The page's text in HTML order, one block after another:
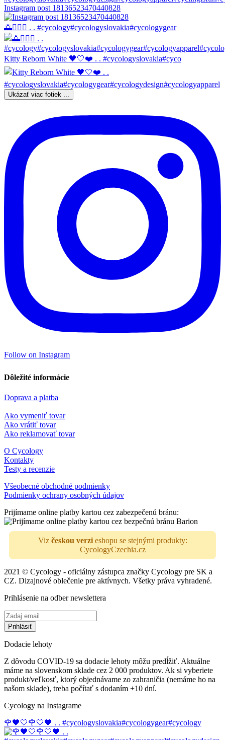
Instagram post 18136523470440828
🌅🚴🏼‍♀️ . . #cycology#cycologyslovakia#cycologygear
Kitty Reborn White 🖤🤍❤️ . . #cycologyslovakia#cyco
Ukázať viac fotiek ...
Follow on Instagram
Dôležité informácie
Doprava a platba
Ako vymeniť tovar
Ako vrátiť tovar
Ako reklamovať tovar
O Cycology
Kontakty
Testy a recenzie
Všeobecné obchodné podmienky
Podmienky ochrany osobných údajov
Prijímame online platby kartou cez zabezpečenú bránu:
Viz českou verzieshopu se stejnými produkty:
CycologyCzechia.cz
2021 © Cycology - oficiálny zástupca značky Cycology pre SK a
CZ. Dizajnové oblečenie pre aktívnych. Všetky práva vyhradené.
Prihlásenie na odber newslettera
Dodacie lehoty
Z dôvodu COVID-19 sa dodacie lehoty môžu predĺžiť. Aktuálne
máme na slovenskom sklade cez 2 000 produktov. Ak si vyberiete
produkt/veľkosť, ktorý objednávame zo zahraničia (nemáme ho na
našom sklade), treba počítať s dodaním +10 dní.
Cycology na Instagrame
🌹🖤🤍🌹🤍🖤 . . #cycologyslovakia#cycologygear#cycology